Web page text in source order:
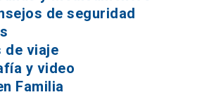
de seguridad
de viaje
y video
Familia